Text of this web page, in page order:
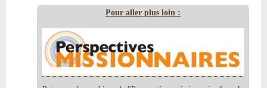
Pour aller plus loin :